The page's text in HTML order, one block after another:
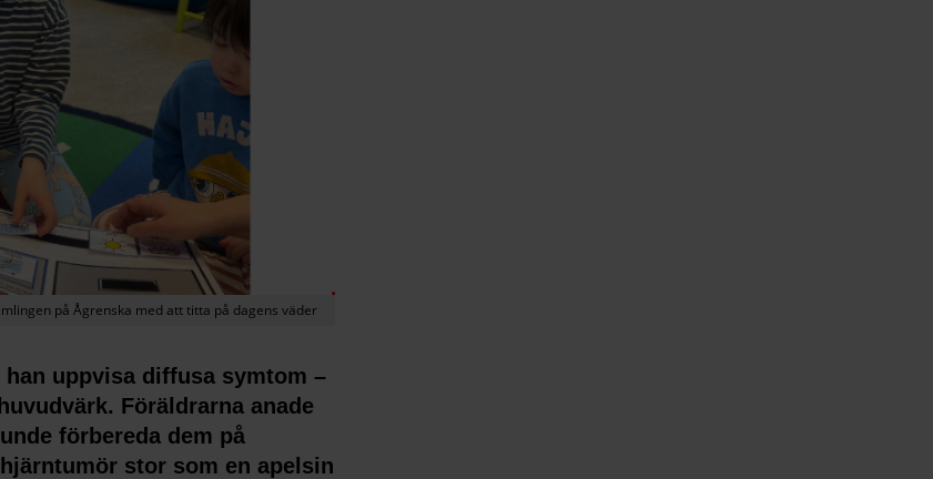
på Ågrenska med att titta på dagens väder
uppvisa diffusa symtom –
Föräldrarna anade
förbereda dem på
stor som en apelsin